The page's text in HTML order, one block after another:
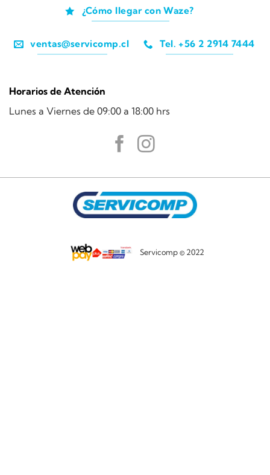
¿Cómo llegar con Waze?
ventas@servicomp.cl Tel. +56 2 2914 7444
Horarios de Atención
Lunes a Viernes de 09:00 a 18:00 hrs
Servicomp © 2022